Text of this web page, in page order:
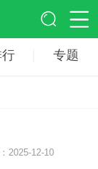
专题
2025-12-10